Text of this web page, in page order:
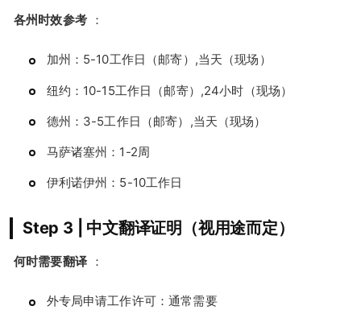
各州时效参考 ：
加州：5-10工作日（邮寄）,当天（现场）
纽约：10-15工作日（邮寄）,24小时（现场）
德州：3-5工作日（邮寄）,当天（现场）
马萨诸塞州：1-2周
伊利诺伊州：5-10工作日
Step 3 | 中文翻译证明（视用途而定）
何时需要翻译 ：
外专局申请工作许可：通常需要